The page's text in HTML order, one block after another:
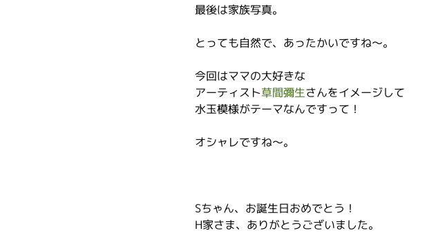
最後は家族写真。
とっても自然で、あったかいですね～。
今回はママの大好きな
アーティスト草間彌生さんをイメージして
水玉模様がテーマなんですって！
オシャレですね～。
Sちゃん、お誕生日おめでとう！
H家さま、ありがとうございました。